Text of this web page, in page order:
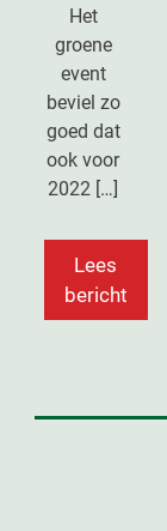
Het
groene
event
beviel zo
goed dat
ook voor
2022 […]
Lees
bericht